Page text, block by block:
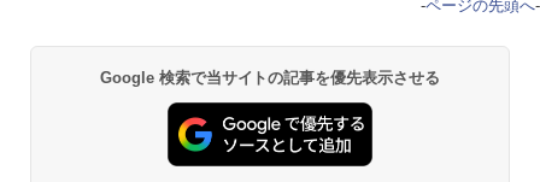
-ページの先頭へ-
Google 検索で当サイトの記事を優先表示させる